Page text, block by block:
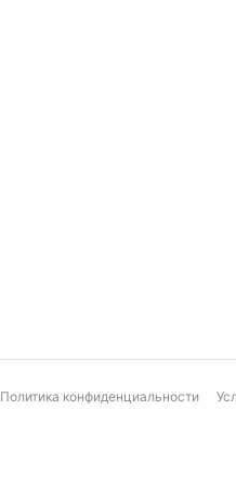
Политика конфиденциальности